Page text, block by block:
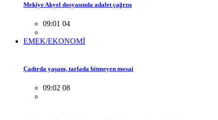
Mekiye Akyel dosyasında adalet çağrısı
09:01 04
EMEK/EKONOMİ
Çadırda yaşam, tarlada bitmeyen mesai
09:02 08